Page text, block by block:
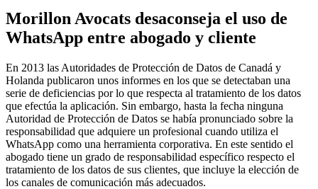
Morillon Avocats desaconseja el uso de
WhatsApp entre abogado y cliente
En 2013 las Autoridades de Protección de Datos de Canadá y
Holanda publicaron unos informes en los que se detectaban una
serie de deficiencias por lo que respecta al tratamiento de los datos
que efectúa la aplicación. Sin embargo, hasta la fecha ninguna
Autoridad de Protección de Datos se había pronunciado sobre la
responsabilidad que adquiere un profesional cuando utiliza el
WhatsApp como una herramienta corporativa. En este sentido el
abogado tiene un grado de responsabilidad específico respecto el
tratamiento de los datos de sus clientes, que incluye la elección de
los canales de comunicación más adecuados.